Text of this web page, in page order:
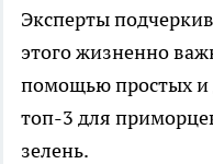
Эксперты
этого жизненно
помощью простых и
топ-3 для
зелень.